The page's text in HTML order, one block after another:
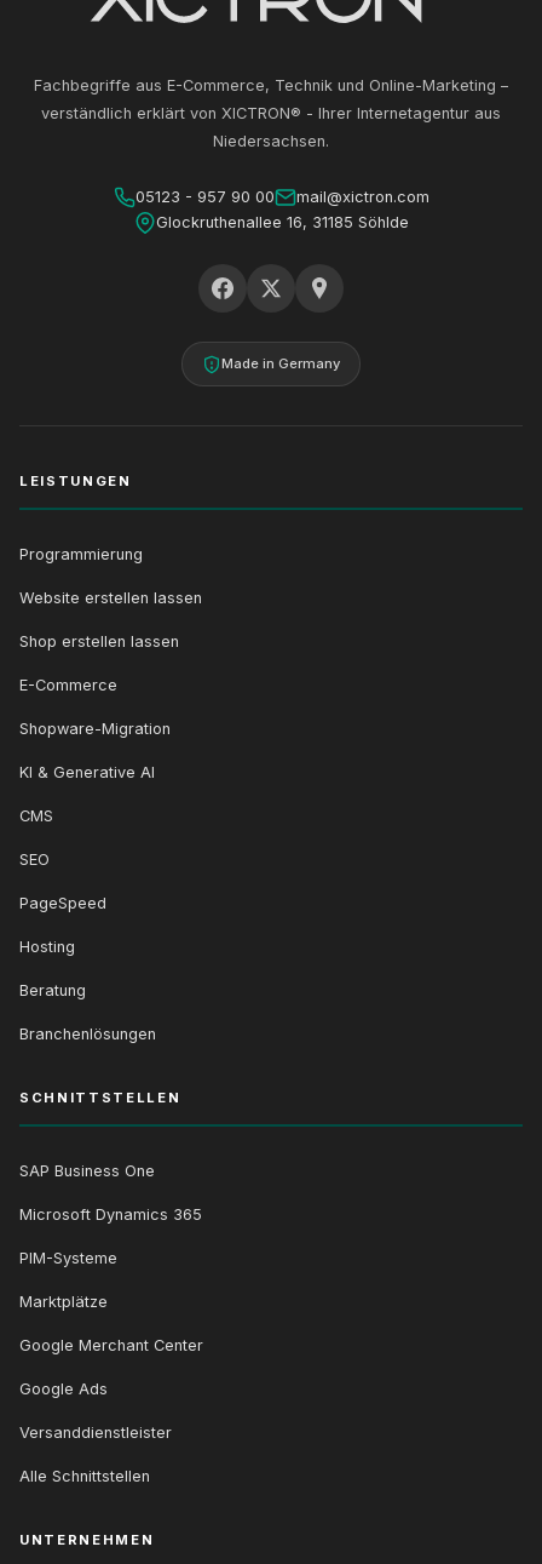
Fachbegriffe aus E-Commerce, Technik und Online-Marketing –
verständlich erklärt von XICTRON® - Ihrer Internetagentur aus
Niedersachsen.
05123 - 957 90 00
mail@xictron.com
Glockruthenallee 16, 31185 Söhlde
Made in Germany
LEISTUNGEN
Programmierung
Website erstellen lassen
Shop erstellen lassen
E-Commerce
Shopware-Migration
KI & Generative AI
CMS
SEO
PageSpeed
Hosting
Beratung
Branchenlösungen
SCHNITTSTELLEN
SAP Business One
Microsoft Dynamics 365
PIM-Systeme
Marktplätze
Google Merchant Center
Google Ads
Versanddienstleister
Alle Schnittstellen
UNTERNEHMEN